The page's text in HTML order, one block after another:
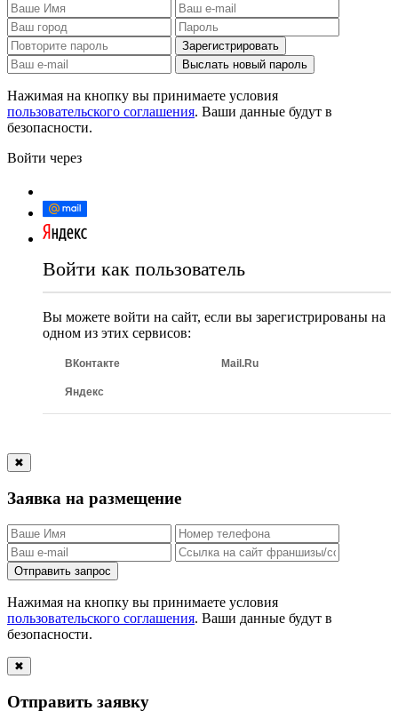
Зарегистрировать
Выслать новый пароль
Нажимая на кнопку вы принимаете условия
пользовательского соглашения. Ваши данные будут в
безопасности.
Войти через
Войти как пользователь
Вы можете войти на сайт, если вы зарегистрированы на
одном из этих сервисов:
ВКонтакте Mail.Ru
Яндекс
✖
Заявка на размещение
Отправить запрос
Нажимая на кнопку вы принимаете условия
пользовательского соглашения. Ваши данные будут в
безопасности.
✖
Отправить заявку